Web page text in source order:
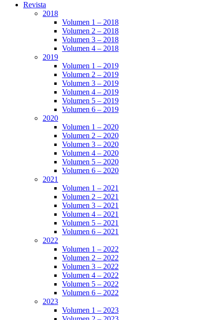
Revista
2018
Volumen 1 – 2018
Volumen 2 – 2018
Volumen 3 – 2018
Volumen 4 – 2018
2019
Volumen 1 – 2019
Volumen 2 – 2019
Volumen 3 – 2019
Volumen 4 – 2019
Volumen 5 – 2019
Volumen 6 – 2019
2020
Volumen 1 – 2020
Volumen 2 – 2020
Volumen 3 – 2020
Volumen 4 – 2020
Volumen 5 – 2020
Volumen 6 – 2020
2021
Volumen 1 – 2021
Volumen 2 – 2021
Volumen 3 – 2021
Volumen 4 – 2021
Volumen 5 – 2021
Volumen 6 – 2021
2022
Volumen 1 – 2022
Volumen 2 – 2022
Volumen 3 – 2022
Volumen 4 – 2022
Volumen 5 – 2022
Volumen 6 – 2022
2023
Volumen 1 – 2023